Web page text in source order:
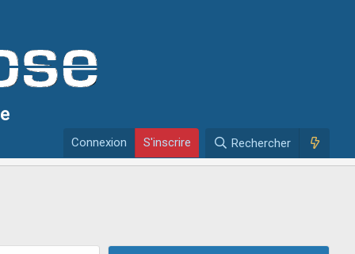
Connexion S'inscrire Rechercher